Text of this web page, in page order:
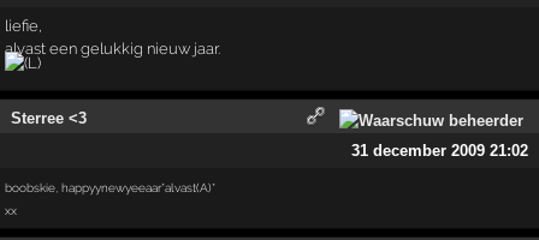
liefie,
alvast een gelukkig nieuw jaar.
Sterree <3
31 december 2009 21:02
boobskie, happyynewyeeaar*alvast(A)*
xx